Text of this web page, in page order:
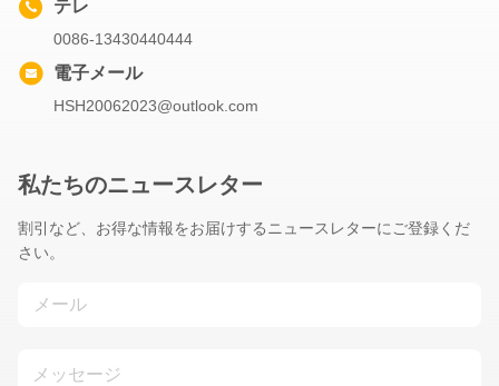
テレ
0086-13430440444
電子メール
HSH20062023@outlook.com
私たちのニュースレター
割引など、お得な情報をお届けするニュースレターにご登録くだ
さい。